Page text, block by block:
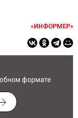
«ИНФОРМЕР»
формате